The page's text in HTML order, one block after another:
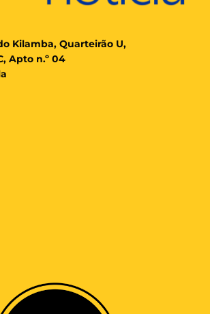
Kilamba, Quarteirão U,
Apto n.º 04